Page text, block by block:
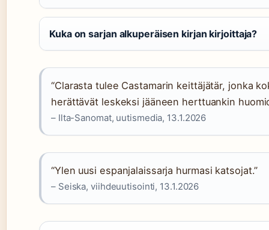
Kuka on sarjan alkuperäisen kirjan kirjoittaja?
“Clarasta tulee Castamarin keittäjätär, jonka
herättävät leskeksi jääneen herttuankin
– Ilta-Sanomat, uutismedia, 13.1.2026
“Ylen uusi espanjalaissarja hurmasi katsojat.”
– Seiska, viihdeuutisointi, 13.1.2026